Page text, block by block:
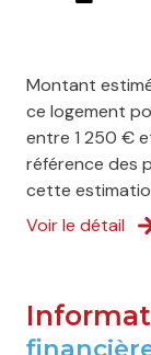
Montant
ce logement
entre 1 250 €
référence des
cette
Voir le détail